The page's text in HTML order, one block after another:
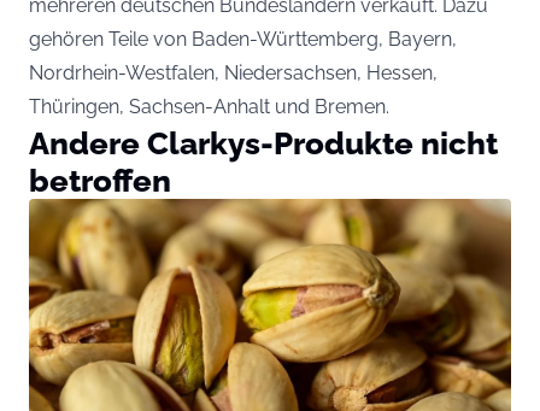
mehreren deutschen Bundesländern verkauft. Dazu
gehören Teile von Baden-Württemberg, Bayern,
Nordrhein-Westfalen, Niedersachsen, Hessen,
Thüringen, Sachsen-Anhalt und Bremen.
Andere Clarkys-Produkte nicht
betroffen